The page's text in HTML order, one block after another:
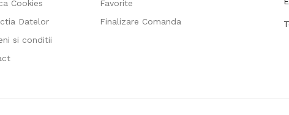
Cookies
Datelor
si conditii
Favorite
Finalizare Comanda